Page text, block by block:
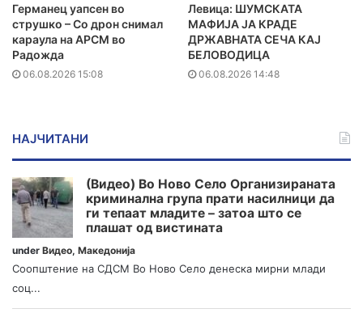
Германец уапсен во
струшко – Со дрон снимал
караула на АРСМ во
Радожда
06.08.2026 15:08
Левица: ШУМСКАТА
МАФИЈА ЈА КРАДЕ
ДРЖАВНАТА СЕЧА КАЈ
БЕЛОВОДИЦА
06.08.2026 14:48
НАЈЧИТАНИ
(Видео) Во Ново Село Организираната
криминална група прати насилници да
ги тепаат младите – затоа што се
плашат од вистината
under Видео, Македонија
Соопштение на СДСМ Во Ново Село денеска мирни млади
соц...